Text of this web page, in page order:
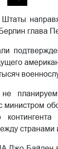
глава
планируем
министром